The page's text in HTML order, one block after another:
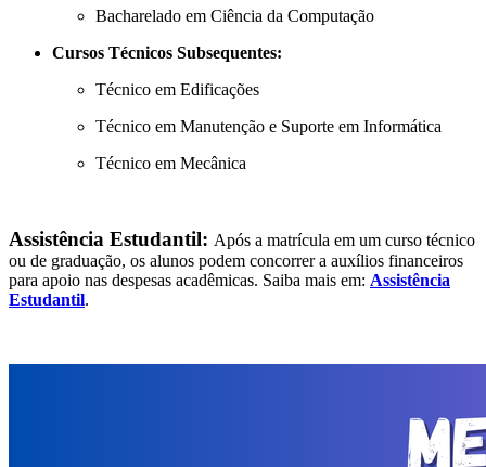
Bacharelado em Ciência da Computação
Cursos Técnicos Subsequentes:
Técnico em Edificações
Técnico em Manutenção e Suporte em Informática
Técnico em Mecânica
Assistência Estudantil: Após a matrícula em um curso técnico
ou de graduação, os alunos podem concorrer a auxílios financeiros
para apoio nas despesas acadêmicas. Saiba mais em: Assistência
Estudantil.